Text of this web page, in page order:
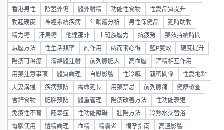
香港男性 陰莖外傷 體外射精 功能性食物 性愛品質提升
勃起硬度 神經系統疾病 年齡層分析 男性保健品 延時助勃
精力糖 汗馬糖 他達那非 上班族壓力 抗疲勞 藥效持續時間
減壓方法 性生活頻率 副作用 威而钢心得 藍P雙效 硬度提升
陽痿可治癒 海綿體注射 前列腺肥大 高血壓 酒精相互作用
用藥注意事項 體質調理 自慰影響 性冷感 親密關係 性愛地點
夫妻溝通 疾病預防 壽命延長 用藥禁忌 前列腺痛 健康檢查
含鋅食物 肥胖預防 體重管理 陽痿改善方法 性功能衰退
免疫性不育 隱睾症 性功能障礙 壯陽方法 冷熱水交替浴
電腦使用 遺精調理 血精 精囊炎 備孕指南 高溫影響